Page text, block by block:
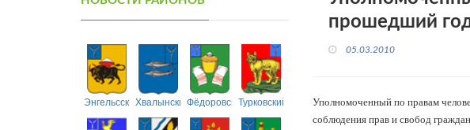
ЭнгельсскийХвалынскийФёдоровскийТурковский
прошедший
05.03.2010
Уполномоченный по правам
соблюдения прав и свобод